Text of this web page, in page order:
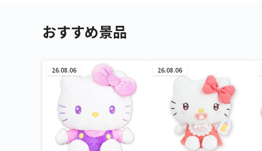
おすすめ景品
26.08.06 26.08.06